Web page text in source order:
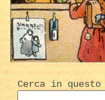
Cerca in